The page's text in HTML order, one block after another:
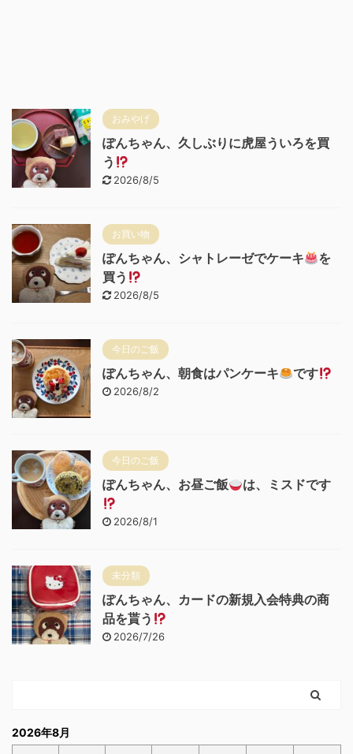
おみやげ
ぽんちゃん、久しぶりに虎屋ういろを買
う
2026/8/5
お買い物
ぽんちゃん、シャトレーゼでケーキ
を
買う
2026/8/5
今日のご飯
ぽんちゃん、朝食はパンケーキ です
2026/8/2
今日のご飯
ぽんちゃん、お昼ご飯 は、ミスドです
2026/8/1
未分類
ぽんちゃん、カードの新規入会特典の商
品を貰う
2026/7/26
2026年8月